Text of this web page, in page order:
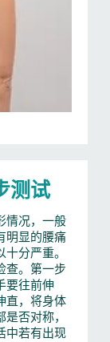
测试
情况，一般
明显的腰痛
分严重。
查。第一步
要往前伸
直，将身体
否对称，
中若有出现